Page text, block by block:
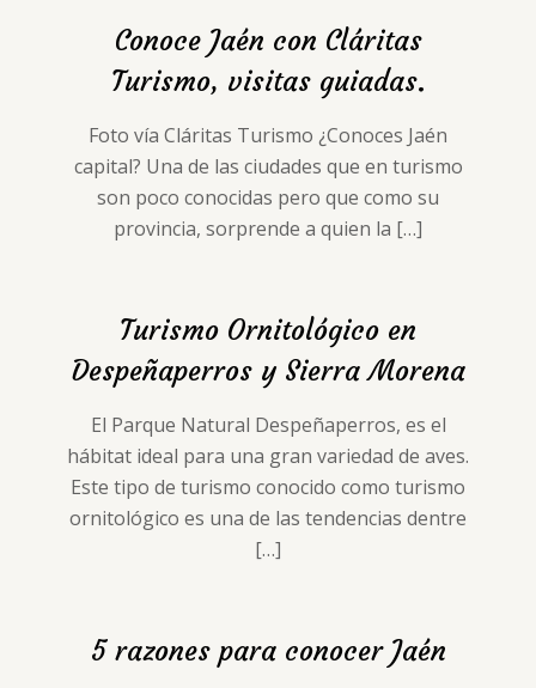
Conoce Jaén con Cláritas
Turismo, visitas guiadas.
Foto vía Cláritas Turismo ¿Conoces Jaén
capital? Una de las ciudades que en turismo
son poco conocidas pero que como su
provincia, sorprende a quien la […]
Turismo Ornitológico en
Despeñaperros y Sierra Morena
El Parque Natural Despeñaperros, es el
hábitat ideal para una gran variedad de aves.
Este tipo de turismo conocido como turismo
ornitológico es una de las tendencias dentre
[…]
5 razones para conocer Jaén